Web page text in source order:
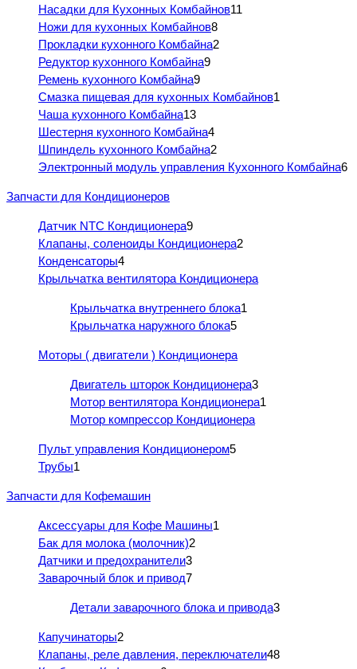
Насадки для Кухонных Комбайнов11
Ножи для кухонных Комбайнов8
Прокладки кухонного Комбайна2
Редуктор кухонного Комбайна9
Ремень кухонного Комбайна9
Смазка пищевая для кухонных Комбайнов1
Чаша кухонного Комбайна13
Шестерня кухонного Комбайна4
Шпиндель кухонного Комбайна2
Электронный модуль управления Кухонного Комбайна6
Запчасти для Кондиционеров
Датчик NTC Кондиционера9
Клапаны, соленоиды Кондиционера2
Конденсаторы4
Крыльчатка вентилятора Кондиционера
Крыльчатка внутреннего блока1
Крыльчатка наружного блока5
Моторы ( двигатели ) Кондиционера
Двигатель шторок Кондиционера3
Мотор вентилятора Кондиционера1
Мотор компрессор Кондиционера
Пульт управления Кондиционером5
Трубы1
Запчасти для Кофемашин
Аксессуары для Кофе Машины1
Бак для молока (молочник)2
Датчики и предохранители3
Заварочный блок и привод7
Детали заварочного блока и привода3
Капучинаторы2
Клапаны, реле давления, переключатели48